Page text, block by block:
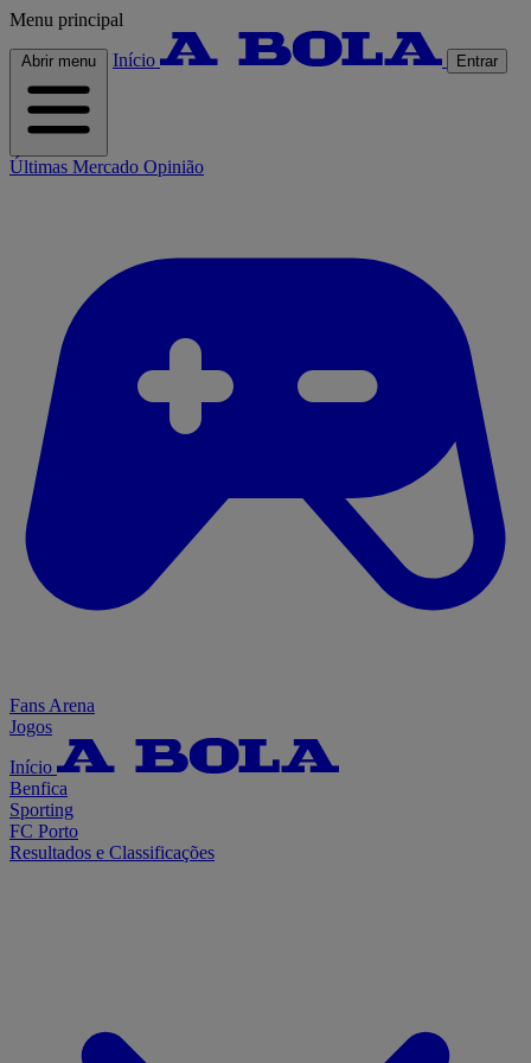
Menu principal
Abrir menu Início Entrar
Últimas Mercado Opinião
Fans Arena
Jogos
Início
Benfica
Sporting
FC Porto
Resultados e Classificações